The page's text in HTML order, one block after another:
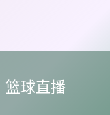
篮球直播